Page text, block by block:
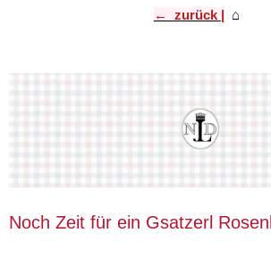
← zurück | ⌂
Noch Zeit für ein Gsatzerl